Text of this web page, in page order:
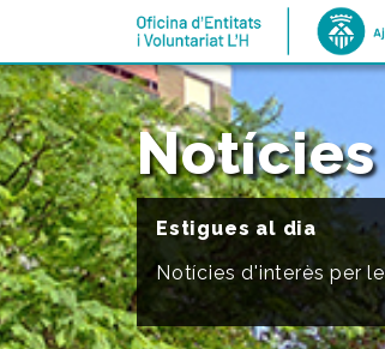
ANAR A INICI
Notícies
Estigues al dia
Notícies d'interès per